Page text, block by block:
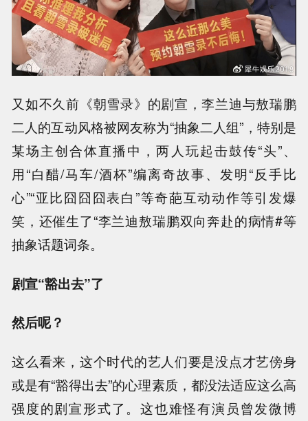
又如不久前《朝雪录》的剧宣，李兰迪与敖瑞鹏
二人的互动风格被网友称为“抽象二人组”，特别是
某场主创合体直播中，两人玩起击鼓传“头”、
用“白醋/马车/酒杯”编离奇故事、发明“反手比
心”“亚比囧囧囧表白”等奇葩互动动作等引发爆
笑，还催生了“李兰迪敖瑞鹏双向奔赴的病情#等
抽象话题词条。
剧宣“豁出去”了
然后呢？
这么看来，这个时代的艺人们要是没点才艺傍身
或是有“豁得出去”的心理素质，都没法适应这么高
强度的剧宣形式了。这也难怪有演员曾发微博